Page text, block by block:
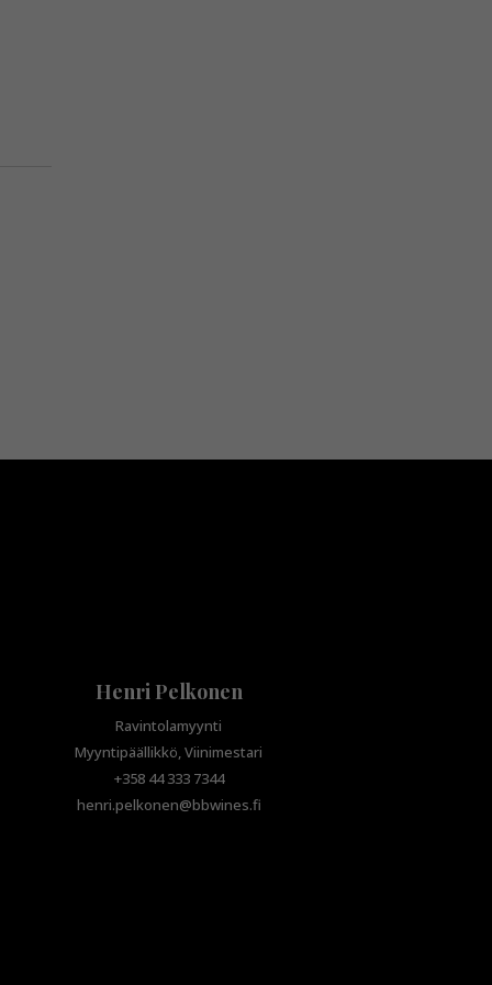
Henri Pelkonen
Ravintolamyynti
Myyntipäällikkö, Viinimestari
+358 44 333 7344
henri.pelkonen@bbwines.fi